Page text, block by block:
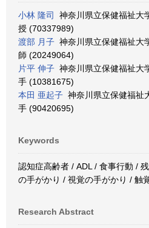
小林 隆司
神奈川県立保健福祉大
授 (70337989)
渡部 月子 神奈川県立保健福祉大
師 (20249064)
片平 伸子 神奈川県立保健福祉大
手 (10381675)
本田 亜起子 神奈川県立保健福祉
手 (90420695)
Keywords
認知症高齢者 / ADL / 食事行動 /
の手がかり / 視覚の手がかり / 触
Research Abstract